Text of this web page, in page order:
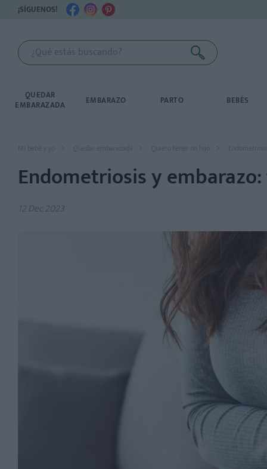
¡SÍGUENOS!
QUEDAR
EMBARAZADA EMBARAZO PARTO BEBÉS
Mi bebé y yo Quiero tener un hijo
Endometriosis y
12 Dec 2023